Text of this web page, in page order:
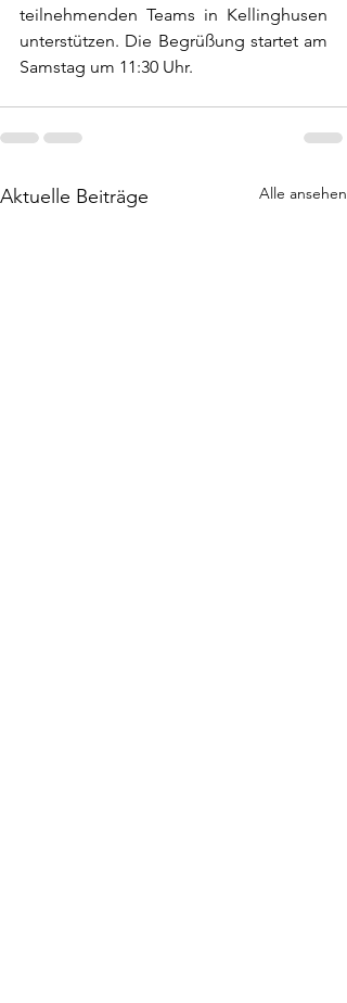
teilnehmenden Teams in Kellinghusen
unterstützen. Die Begrüßung startet am
Samstag um 11:30 Uhr.
Aktuelle Beiträge Alle ansehen